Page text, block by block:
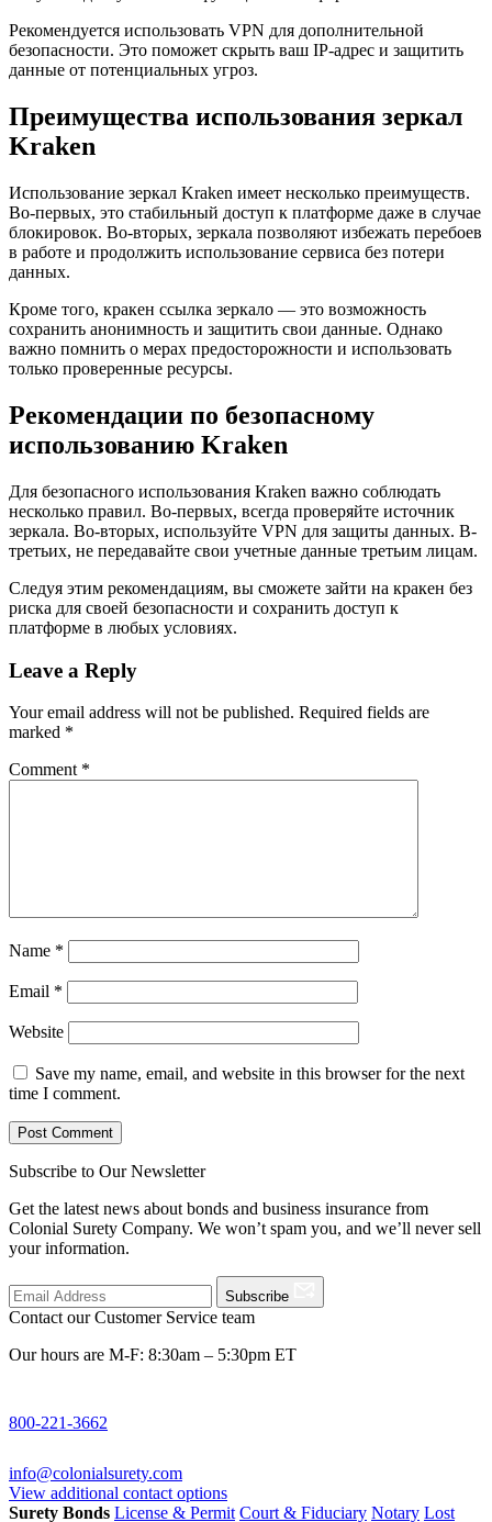
Рекомендуется использовать VPN для дополнительной
безопасности. Это поможет скрыть ваш IP-адрес и защитить
данные от потенциальных угроз.
Преимущества использования зеркал
Kraken
Использование зеркал Kraken имеет несколько преимуществ.
Во-первых, это стабильный доступ к платформе даже в случае
блокировок. Во-вторых, зеркала позволяют избежать перебоев
в работе и продолжить использование сервиса без потери
данных.
Кроме того, кракен ссылка зеркало — это возможность
сохранить анонимность и защитить свои данные. Однако
важно помнить о мерах предосторожности и использовать
только проверенные ресурсы.
Рекомендации по безопасному
использованию Kraken
Для безопасного использования Kraken важно соблюдать
несколько правил. Во-первых, всегда проверяйте источник
зеркала. Во-вторых, используйте VPN для защиты данных. В-
третьих, не передавайте свои учетные данные третьим лицам.
Следуя этим рекомендациям, вы сможете зайти на кракен без
риска для своей безопасности и сохранить доступ к
платформе в любых условиях.
Leave a Reply
Your email address will not be published. Required fields are
marked *
Comment *
Name *
Email *
Website
Save my name, email, and website in this browser for the next
time I comment.
Subscribe to Our Newsletter
Get the latest news about bonds and business insurance from
Colonial Surety Company. We won’t spam you, and we’ll never sell
your information.
Subscribe
Contact our Customer Service team
Our hours are M-F: 8:30am – 5:30pm ET
800-221-3662
info@colonialsurety.com
View additional contact options
Surety Bonds License & Permit Court & Fiduciary Notary Lost